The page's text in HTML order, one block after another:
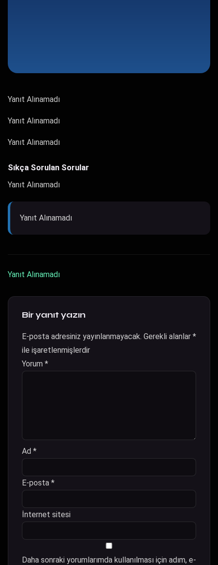
Yanıt Alınamadı
Yanıt Alınamadı
Yanıt Alınamadı
Sıkça Sorulan Sorular
Yanıt Alınamadı
Yanıt Alınamadı
Yanıt Alınamadı
Bir yanıt yazın
E-posta adresiniz yayınlanmayacak. Gerekli alanlar *
ile işaretlenmişlerdir
Yorum *
Ad *
E-posta *
İnternet sitesi
Daha sonraki yorumlarımda kullanılması için adım, e-